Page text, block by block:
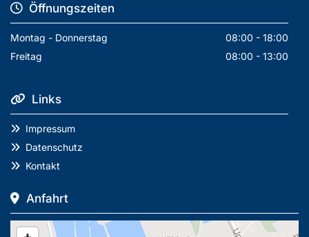
Öffnungszeiten
Montag - Donnerstag
08:00 - 18:00
Freitag
08:00 - 13:00
 Links
 Impressum
 Datenschutz
 Kontakt
 Anfahrt